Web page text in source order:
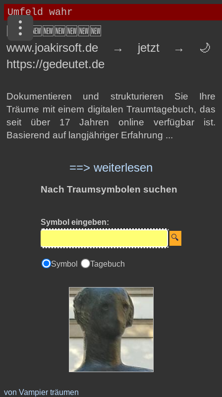
🆕🆕🆕🆕🆕🆕🆕🆕
www.joakirsoft.de → jetzt → 🌙
https://gedeutet.de
Dokumentieren und strukturieren Sie Ihre
Träume mit einem digitalen Traumtagebuch, das
seit über 17 Jahren online verfügbar ist.
Basierend auf langjähriger Erfahrung ...
==> weiterlesen
Nach Traumsymbolen suchen
Symbol eingeben:
Symbol Tagebuch
von Vampier träumen